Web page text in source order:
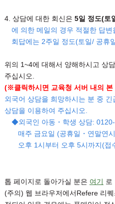
4. 상담에 대한 회신은 5일 정도(토
에 의한 메일의 경우 적절한 답변
회답에는 2주일 정도(토일/ 공휴
위의 1~4에 대해서 양해하시고 상
주십시오.
(※클릭하시면 교육청 서버 내의 본
외국어 상담을 희망하시는 분 중
상담을 이용하여 주십시오.
◆외국인 아동・학생 상담:
매주 금요일 (공휴일・연말연
오후 1시부터 오후 5시까지(접
톱 페이지로 돌아가실 분은 여기
로
(주의) 웹 브라우저에서Refere 리